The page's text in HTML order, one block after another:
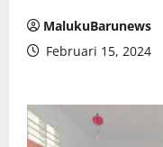
MalukuBarunews
Februari 15, 2024